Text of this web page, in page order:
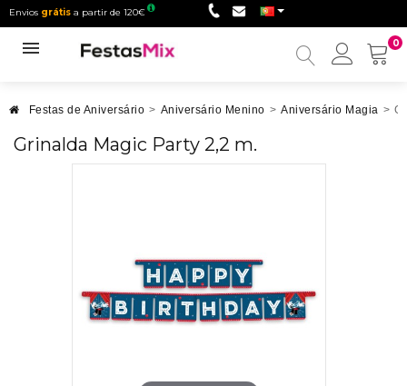
Envios grátis a partir de 120€
0
Minha
Festas de Aniversário > Aniversário Menino > Aniversário Magia >
Grinalda Magic Party 2,2 m.